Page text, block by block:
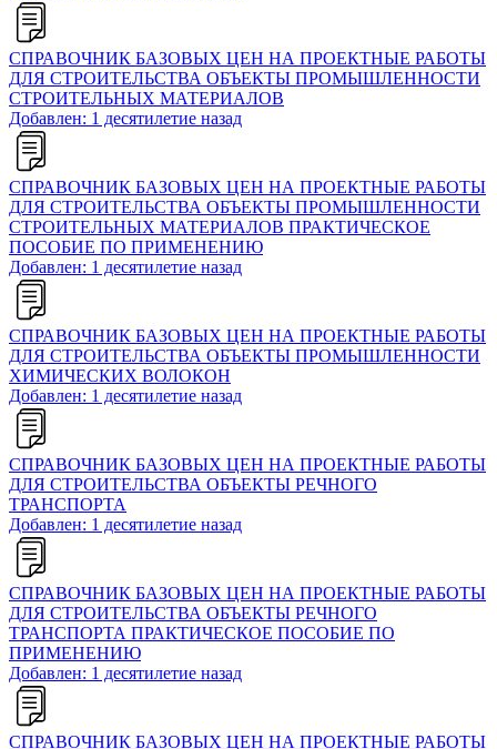
СПРАВОЧНИК БАЗОВЫХ ЦЕН НА ПРОЕКТНЫЕ РАБОТЫ
ДЛЯ СТРОИТЕЛЬСТВА ОБЪЕКТЫ ПРОМЫШЛЕННОСТИ
СТРОИТЕЛЬНЫХ МАТЕРИАЛОВ
Добавлен: 1 десятилетие назад
СПРАВОЧНИК БАЗОВЫХ ЦЕН НА ПРОЕКТНЫЕ РАБОТЫ
ДЛЯ СТРОИТЕЛЬСТВА ОБЪЕКТЫ ПРОМЫШЛЕННОСТИ
СТРОИТЕЛЬНЫХ МАТЕРИАЛОВ ПРАКТИЧЕСКОЕ
ПОСОБИЕ ПО ПРИМЕНЕНИЮ
Добавлен: 1 десятилетие назад
СПРАВОЧНИК БАЗОВЫХ ЦЕН НА ПРОЕКТНЫЕ РАБОТЫ
ДЛЯ СТРОИТЕЛЬСТВА ОБЪЕКТЫ ПРОМЫШЛЕННОСТИ
ХИМИЧЕСКИХ ВОЛОКОН
Добавлен: 1 десятилетие назад
СПРАВОЧНИК БАЗОВЫХ ЦЕН НА ПРОЕКТНЫЕ РАБОТЫ
ДЛЯ СТРОИТЕЛЬСТВА ОБЪЕКТЫ РЕЧНОГО
ТРАНСПОРТА
Добавлен: 1 десятилетие назад
СПРАВОЧНИК БАЗОВЫХ ЦЕН НА ПРОЕКТНЫЕ РАБОТЫ
ДЛЯ СТРОИТЕЛЬСТВА ОБЪЕКТЫ РЕЧНОГО
ТРАНСПОРТА ПРАКТИЧЕСКОЕ ПОСОБИЕ ПО
ПРИМЕНЕНИЮ
Добавлен: 1 десятилетие назад
СПРАВОЧНИК БАЗОВЫХ ЦЕН НА ПРОЕКТНЫЕ РАБОТЫ